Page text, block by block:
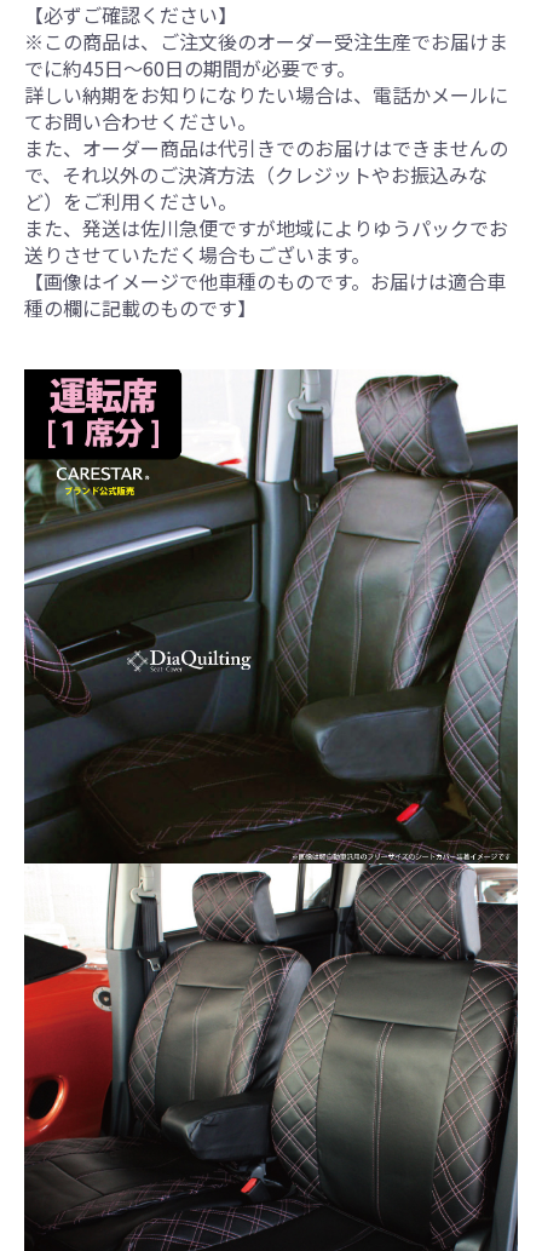
【必ずご確認ください】
※この商品は、ご注文後のオーダー受注生産でお届けま
でに約45日～60日の期間が必要です。
詳しい納期をお知りになりたい場合は、電話かメールに
てお問い合わせください。
また、オーダー商品は代引きでのお届けはできませんの
で、それ以外のご決済方法（クレジットやお振込みな
ど）をご利用ください。
また、発送は佐川急便ですが地域によりゆうパックでお
送りさせていただく場合もございます。
【画像はイメージで他車種のものです。お届けは適合車
種の欄に記載のものです】